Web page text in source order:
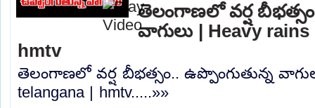
తెలంగాణలో వర్ష
వాగులు | Heavy
hmtv
తెలంగాణలో వర్ష బీభత్సం.. ఉప్పొంగుతున్న
telangana | hmtv.....»»